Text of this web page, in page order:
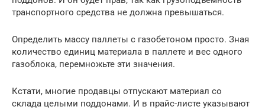
транспортного средства не должна превышаться.
Определить массу паллеты с газобетоном просто. Зная
количество единиц материала в паллете и вес одного
газоблока, перемножьте эти значения.
Кстати, многие продавцы отпускают материал со
склада целыми поддонами. И в прайс-листе указывают